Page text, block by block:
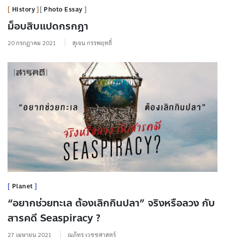
History Photo Essay
ม็อบสิบแปดกรกฎา
20 กรกฎาคม 2021 สุเจน กรรพฤทธิ์
Planet
“อยากช่วยทะเล ต้องเลิกกินปลา” จริงหรือลวง กับ
สารคดี Seaspiracy ?
27 เมษายน 2021 ณภัทร เวชชศาสตร์